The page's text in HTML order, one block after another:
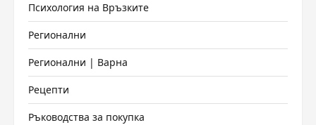
Психология на Връзките
Регионални
Регионални | Варна
Рецепти
Ръководства за покупка